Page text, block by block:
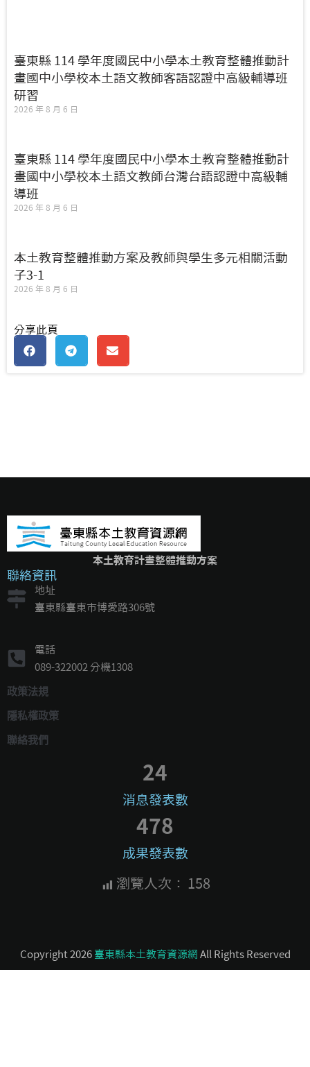
臺東縣 114 學年度國民中小學本土教育整體推動計
畫國中小學校本土語文教師客語認證中高級輔導班
研習
2026 年 8 月 6 日
臺東縣 114 學年度國民中小學本土教育整體推動計
畫國中小學校本土語文教師台灣台語認證中高級輔
導班
2026 年 8 月 6 日
本土教育整體推動方案及教師與學生多元相關活動
子3-1
2026 年 8 月 6 日
分享此頁
本土教育計畫整體推動方案
聯絡資訊
地址
臺東縣臺東市博愛路306號
電話
089-322002 分機1308
政策法規
隱私權政策
聯絡我們
消息發表數
24
成果發表數
478
瀏覽人次： 158
Copyright 2026 臺東縣本土教育資源網 All Rights Reserved